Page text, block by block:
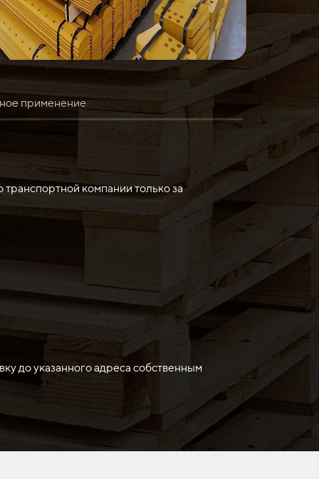
применение
компании только за
до указанного адреса собственным
земли. Нож средний является
работы.